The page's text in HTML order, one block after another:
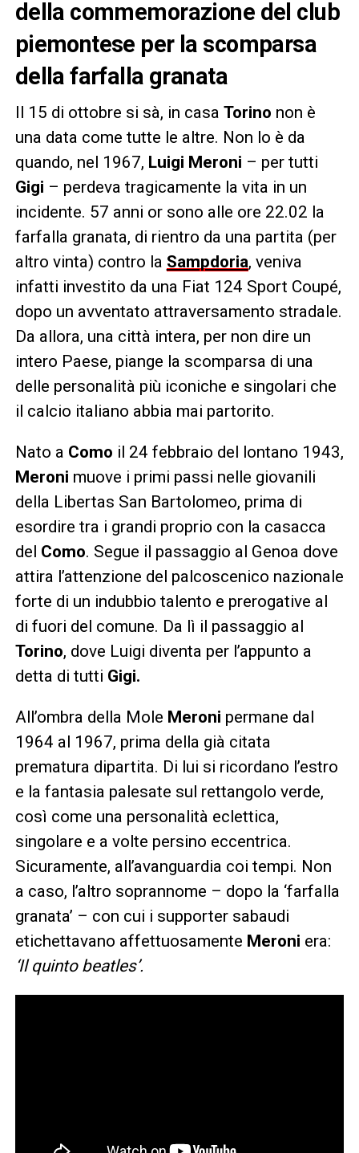
della commemorazione del club
piemontese per la scomparsa
della farfalla granata
Il 15 di ottobre si sà, in casa Torino non è
una data come tutte le altre. Non lo è da
quando, nel 1967, Luigi Meroni – per tutti
Gigi – perdeva tragicamente la vita in un
incidente. 57 anni or sono alle ore 22.02 la
farfalla granata, di rientro da una partita (per
altro vinta) contro la Sampdoria, veniva
infatti investito da una Fiat 124 Sport Coupé,
dopo un avventato attraversamento stradale.
Da allora, una città intera, per non dire un
intero Paese, piange la scomparsa di una
delle personalità più iconiche e singolari che
il calcio italiano abbia mai partorito.
Nato a Como il 24 febbraio del lontano 1943,
Meroni muove i primi passi nelle giovanili
della Libertas San Bartolomeo, prima di
esordire tra i grandi proprio con la casacca
del Como. Segue il passaggio al Genoa dove
attira l’attenzione del palcoscenico nazionale
forte di un indubbio talento e prerogative al
di fuori del comune. Da lì il passaggio al
Torino, dove Luigi diventa per l’appunto a
detta di tutti Gigi.
All’ombra della Mole Meroni permane dal
1964 al 1967, prima della già citata
prematura dipartita. Di lui si ricordano l’estro
e la fantasia palesate sul rettangolo verde,
così come una personalità eclettica,
singolare e a volte persino eccentrica.
Sicuramente, all’avanguardia coi tempi. Non
a caso, l’altro soprannome – dopo la ‘farfalla
granata’ – con cui i supporter sabaudi
etichettavano affettuosamente Meroni era:
‘Il quinto beatles’.